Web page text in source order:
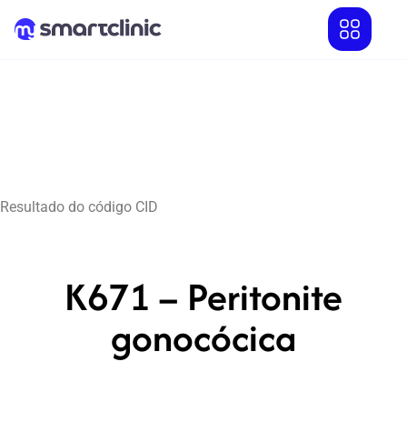
Resultado do código CID
K671 – Peritonite
gonocócica